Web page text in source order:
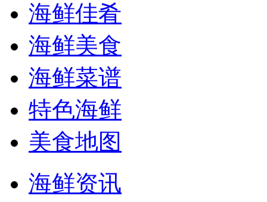
海鲜佳肴
海鲜美食
海鲜菜谱
特色海鲜
美食地图
海鲜资讯